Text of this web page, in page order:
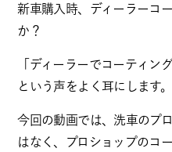
新車購入時、ディーラーコ
か？
「ディーラーでコーティン
という声をよく耳にします。
今回の動画では、洗車のプ
はなく、プロショップのコ